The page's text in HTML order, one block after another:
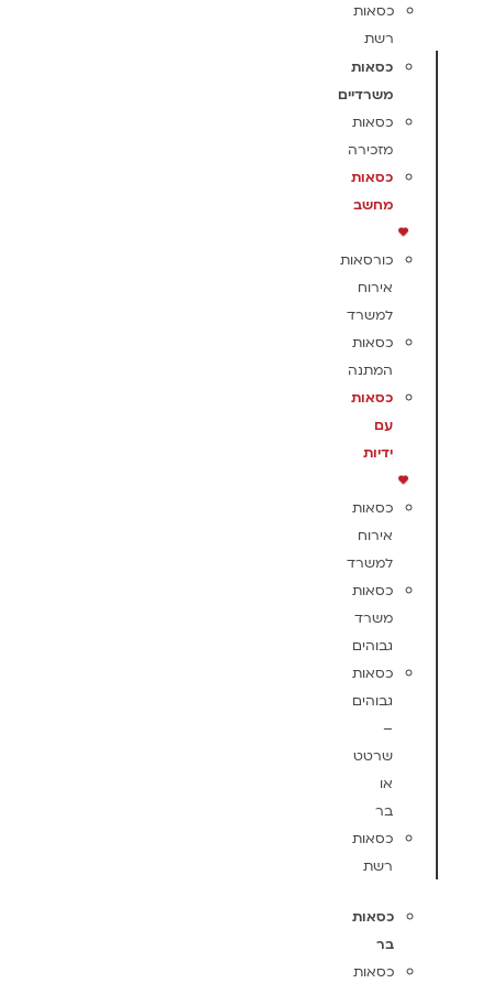
כסאות
רשת
כסאות
משרדיים
כסאות
מזכירה
כסאות
מחשב
כורסאות
אירוח
למשרד
כסאות
המתנה
כסאות
עם
ידיות
כסאות
אירוח
למשרד
כסאות
משרד
גבוהים
כסאות
גבוהים
–
שרטט
או
בר
כסאות
רשת
כסאות
בר
כסאות